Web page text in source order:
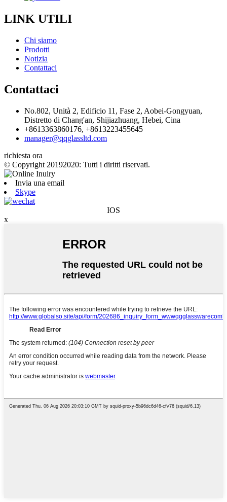
LINK UTILI
Chi siamo
Prodotti
Notizia
Contattaci
Contattaci
No.802, Unità 2, Edificio 11, Fase 2, Aobei-Gongyuan,
Distretto di Chang'an, Shijiazhuang, Hebei, Cina
+8613363860176, +8613223455645
manager@qqglassltd.com
richiesta ora
© Copyright 20192020: Tutti i diritti riservati.
Invia una email
Skype
IOS
x